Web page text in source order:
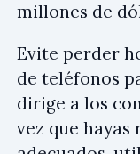
millones de
Evite perder
de teléfonos
dirige a los
vez que